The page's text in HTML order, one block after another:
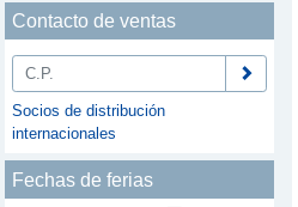
Contacto de ventas
Socios de distribución
internacionales
Fechas de ferias